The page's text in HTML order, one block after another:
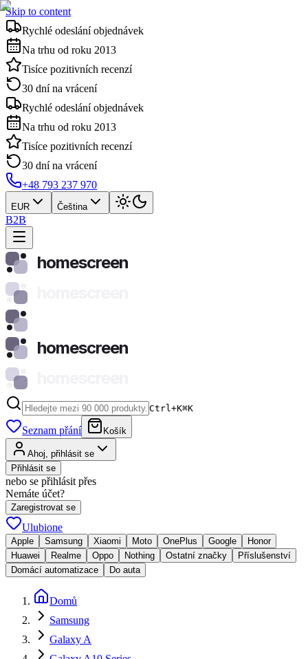
Skip to content
Rychlé odeslání objednávek
Na trhu od roku 2013
Tisíce pozitivních recenzí
30 dní na vrácení
Rychlé odeslání objednávek
Na trhu od roku 2013
Tisíce pozitivních recenzí
30 dní na vrácení
+48 793 237 970
EUR Čeština
B2B
homescreen
homescreen
Ctrl+K⌘K
Seznam přání Košík
Ahoj, přihlásit se
Přihlásit se
nebo se přihlásit přes
Nemáte účet?
Zaregistrovat se
Ulubione
Apple Samsung Xiaomi Moto OnePlus Google
Honor
Huawei
Realme Oppo Nothing Ostatní značky
Příslušenství
Domácí automatizace
Do auta
Domů
Samsung
Galaxy A